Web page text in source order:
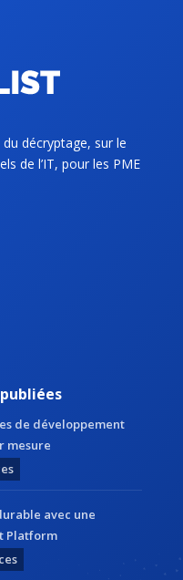
décryptage, sur le
de l’IT, pour les PME
de développement
mesure
avec une
Platform